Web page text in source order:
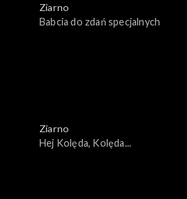
Ziarno
Babcia do zdań specjalnych
Ziarno
Hej Kolęda, Kolęda...